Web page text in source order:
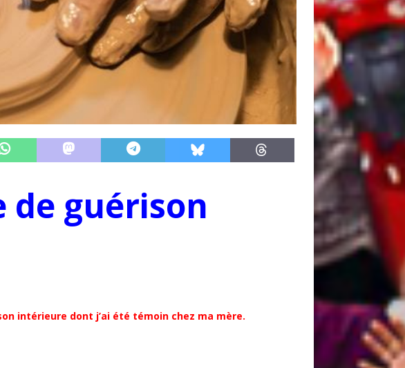
de guérison
intérieure dont j’ai été témoin chez ma mère.